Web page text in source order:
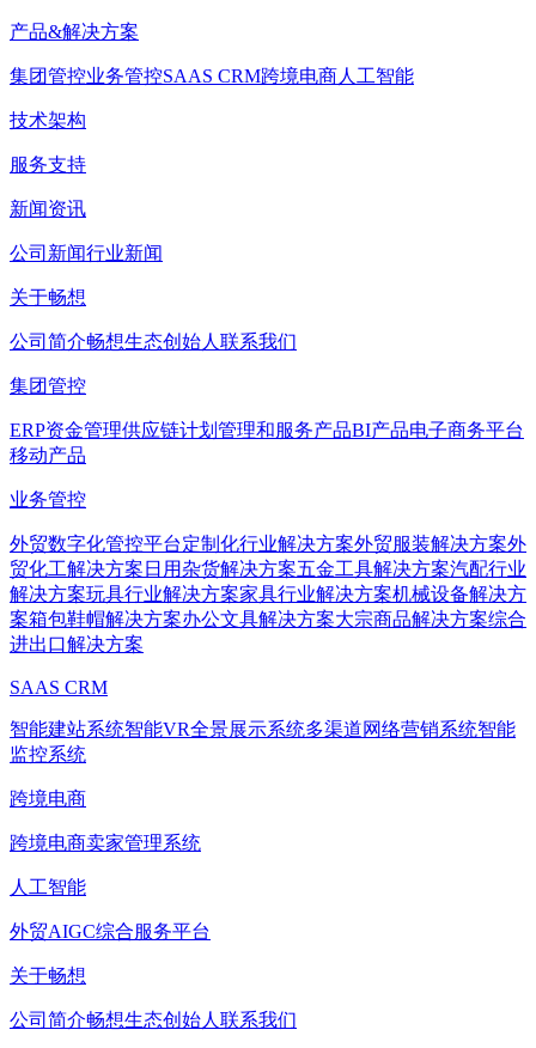
产品&解决方案
集团管控业务管控SAAS CRM跨境电商人工智能
技术架构
服务支持
新闻资讯
公司新闻行业新闻
关于畅想
公司简介畅想生态创始人 联系我们
集团管控
ERP资金管理供应链计划管理和服务产品BI产品电子商务平台
移动产品
业务管控
外贸数字化管控平台定制化行业解决方案外贸服装解决方案外
贸化工解决方案 日用杂货解决方案五金工具解决方案汽配行业
解决方案玩具行业解决方案家具行业解决方案机械设备解决方
案箱包鞋帽解决方案办公文具解决方案大宗商品解决方案综合
进出口解决方案
SAAS CRM
智能建站系统智能VR全景展示系统多渠道网络营销系统智能
监控系统
跨境电商
跨境电商卖家管理系统
人工智能
外贸AIGC综合服务平台
关于畅想
公司简介畅想生态创始人 联系我们